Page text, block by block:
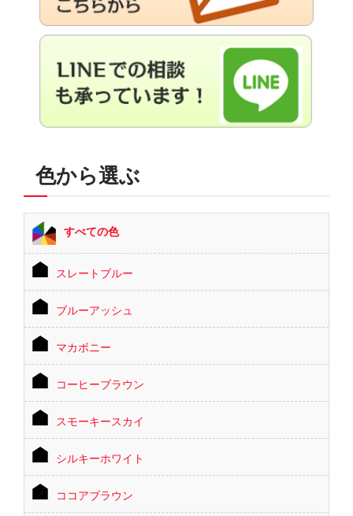
色から選ぶ
すべての色
スレートブルー
ブルーアッシュ
マカボニー
コーヒーブラウン
スモーキースカイ
シルキーホワイト
ココアブラウン